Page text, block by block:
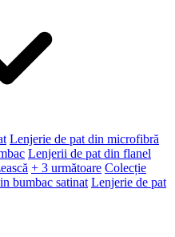
Lenjerie de pat din microfibră
Lenjerii de pat din flanel
+ 3 următoare Colecție
bumbac satinat Lenjerie de pat